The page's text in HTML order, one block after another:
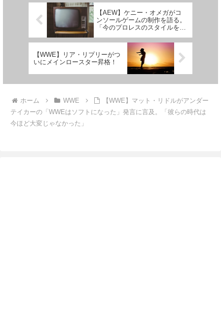
Wrestling Acad...
対戦する可能性がある」と報じ
ら...
【AEW】ケニー・オメガがコ
ンソールゲームの制作を語る。
「今のプロレスのスタイルを昔
ることが課題」
【WWE】リア・リプリーがつ
いにメインロースター昇格！
ホーム WWE
【WWE】マット・リドルがアンダー
テイカーの「WWEはソフトになった」発言に言及。「彼らの時代は
今ほど大変じゃなかった」